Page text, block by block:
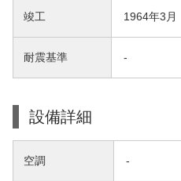
竣工 1964年3月
耐震基準 -
設備詳細
空調 -